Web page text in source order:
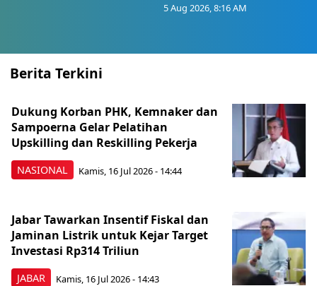
5 Aug 2026, 8:16 AM
Berita Terkini
NASIONAL
Dukung Korban PHK, Kemnaker dan
Sampoerna Gelar Pelatihan
Upskilling dan Reskilling Pekerja
Kamis, 16 Jul 2026 - 14:44
JABAR
Jabar Tawarkan Insentif Fiskal dan
Jaminan Listrik untuk Kejar Target
Investasi Rp314 Triliun
Kamis, 16 Jul 2026 - 14:43